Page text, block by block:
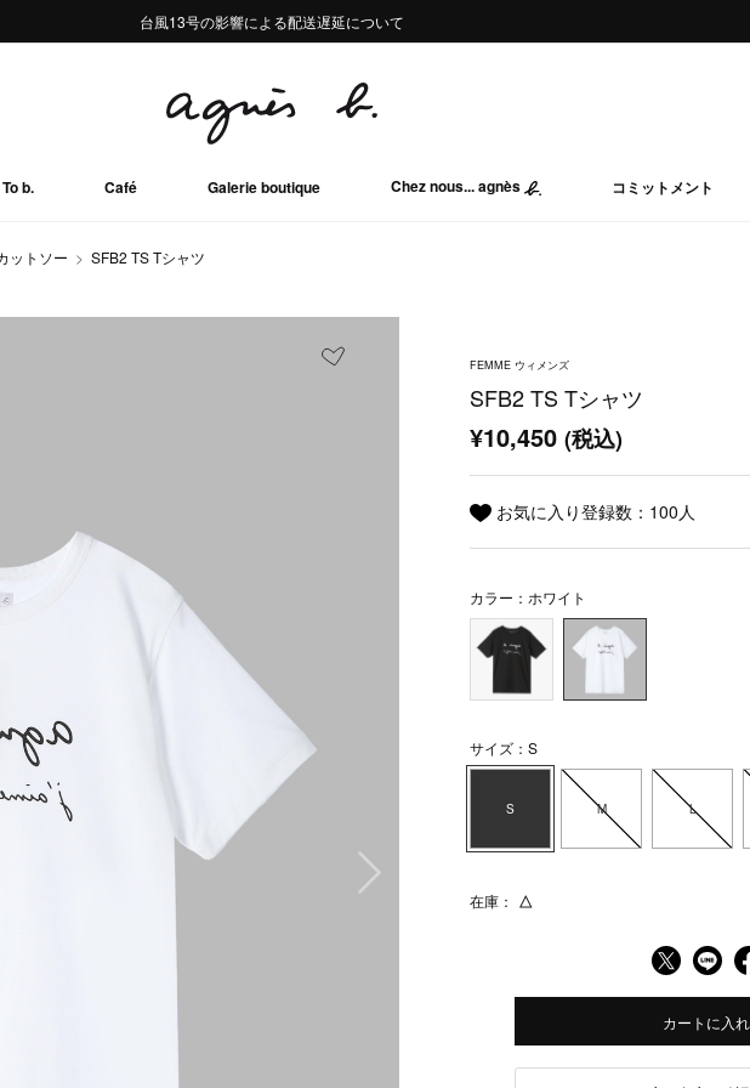
熊本地域地震の影響による配送遅延について
Summer Sale 2buy10%OFF!!
台風13号の影響による配送遅延について
熊本地域地震の影響による配送遅延について
Summer Sale 2buy10%OFF!!
To b. Café Galerie boutique Chez nous... agnès コミットメント
ットソー SFB2 TS Tシャツ
FEMME ウィメンズ
SFB2 TS Tシャツ
¥10,450(税込)
お気に入り登録数： 100人
カラー：ホワイト
サイズ：S
S M L
在庫： △
カートに入